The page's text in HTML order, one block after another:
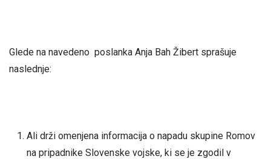
Glede na navedeno poslanka Anja Bah Žibert sprašuje
naslednje:
Ali drži omenjena informacija o napadu skupine Romov
na pripadnike Slovenske vojske, ki se je zgodil v